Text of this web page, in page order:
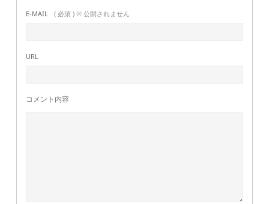
E-MAIL ( 必須 ) ※ 公開されません
URL
コメント内容